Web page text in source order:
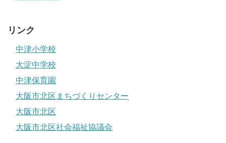
リンク
中津小学校
大淀中学校
中津保育園
大阪市北区まちづくりセンター
大阪市北区
大阪市北区社会福祉協議会